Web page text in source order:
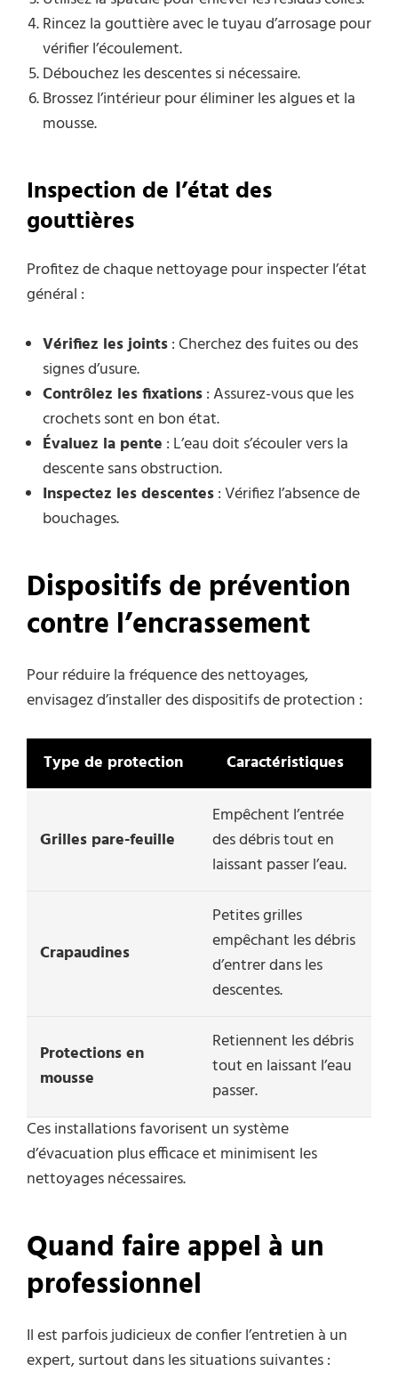
Rincez la gouttière avec le tuyau d’arrosage pour
vérifier l’écoulement.
Débouchez les descentes si nécessaire.
Brossez l’intérieur pour éliminer les algues et la
mousse.
Inspection de l’état des
gouttières
Profitez de chaque nettoyage pour inspecter l’état
général :
Vérifiez les joints: Cherchez des fuites ou des
signes d’usure.
Contrôlez les fixations: Assurez-vous que les
crochets sont en bon état.
Évaluez la pente : L’eau doit s’écouler vers la
descente sans obstruction.
Inspectez les descentes: Vérifiez l’absence de
bouchages.
Dispositifs de prévention
contre l’encrassement
Pour réduire la fréquence des nettoyages,
envisagez d’installer des dispositifs de protection :
Type de protection Caractéristiques
Grilles pare-feuille
Empêchent l’entrée
des débris tout en
laissant passer l’eau.
Crapaudines
Petites grilles
empêchant les débris
d’entrer dans les
descentes.
Protections en
mousse
Retiennent les débris
tout en laissant l’eau
passer.
Ces installations favorisent un système
d’évacuation plus efficace et minimisent les
nettoyages nécessaires.
Quand faire appel à un
professionnel
Il est parfois judicieux de confier l’entretien à un
expert, surtout dans les situations suivantes :